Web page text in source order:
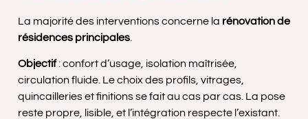
La majorité des interventions concerne la rénovation de
résidences principales
Objectif: confort d’usage, isolation maîtrisée,
circulation fluide. Le choix des profils, vitrages,
quincailleries et finitions se fait au cas par cas. La pose
reste propre, lisible, et l’intégration respecte l’existant.